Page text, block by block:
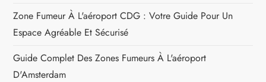
Zone Fumeur À L'aéroport CDG : Votre Guide Pour Un
Espace Agréable Et Sécurisé
Guide Complet Des Zones Fumeurs À L'aéroport
D'Amsterdam